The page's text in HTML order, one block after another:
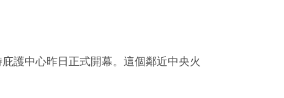
護中心昨日正式開幕。這個鄰近中央火